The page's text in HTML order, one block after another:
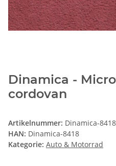
Dinamica -
cordovan
Artikelnummer: Dinamica-8418
HAN: Dinamica-8418
Kategorie: Auto & Motorrad